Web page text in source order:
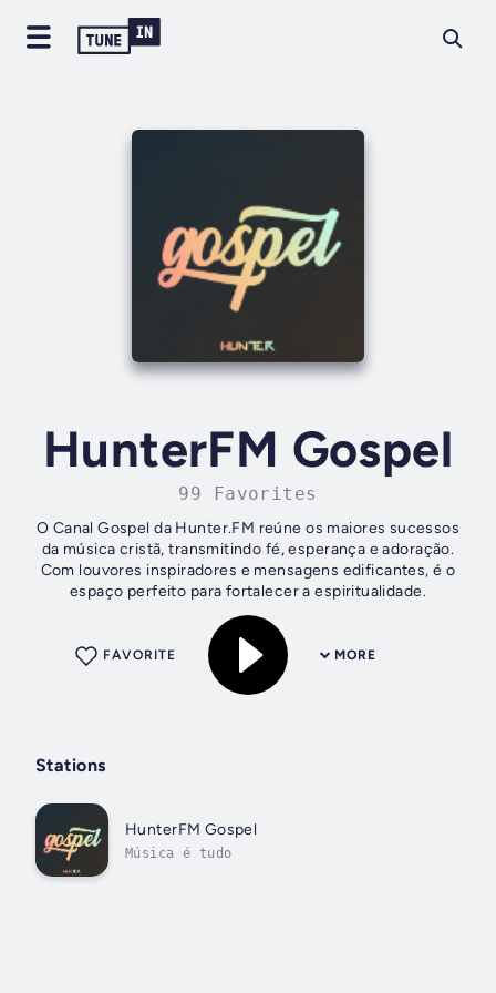
HunterFM Gospel
99 Favorites
O Canal Gospel da Hunter.FM reúne os maiores sucessos
da música cristã, transmitindo fé, esperança e adoração.
Com louvores inspiradores e mensagens edificantes, é o
espaço perfeito para fortalecer a espiritualidade.
MORE
FAVORITE
Stations
HunterFM Gospel
Música é tudo